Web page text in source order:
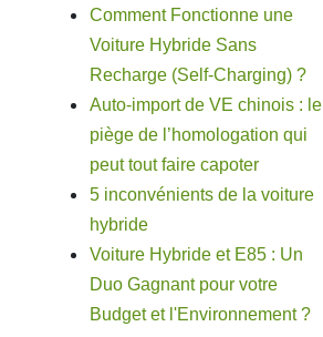
Comment Fonctionne une
Voiture Hybride Sans
Recharge (Self-Charging) ?
Auto-import de VE chinois : le
piège de l’homologation qui
peut tout faire capoter
5 inconvénients de la voiture
hybride
Voiture Hybride et E85 : Un
Duo Gagnant pour votre
Budget et l'Environnement ?